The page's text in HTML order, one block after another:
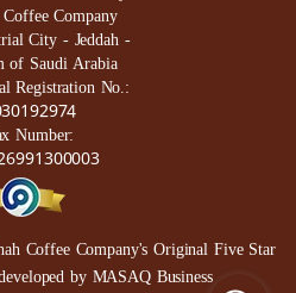
Company
City - Jeddah -
of Saudi Arabia
Registration No.:
Number:
Coffee Company's Original Five Star
byMASAQ Business